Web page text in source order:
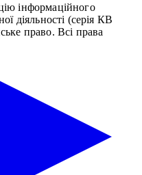
інформаційного
діяльності (серія КВ
право. Всі права